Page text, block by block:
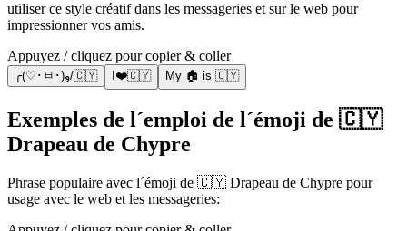
utiliser ce style créatif dans les messageries et sur le web pour
impressionner vos amis.
Appuyez / cliquez pour copier & coller
╭(♡･ㅂ･)و/🇨🇾 I❤️🇨🇾 My 🏠 is 🇨🇾
Exemples de l´emploi de l´émoji de 🇨🇾
Drapeau de Chypre
Phrase populaire avec l´émoji de 🇨🇾 Drapeau de Chypre pour
usage avec le web et les messageries: